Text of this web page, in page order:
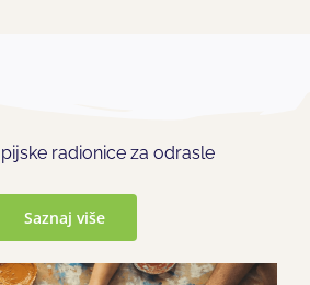
radionice za odrasle
Saznaj više